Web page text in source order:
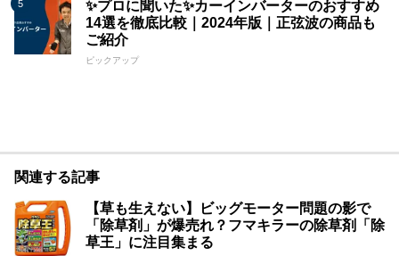
✨プロに聞いた✨カーインバーターのおすすめ
14選を徹底比較｜2024年版｜正弦波の商品も
ご紹介
ピックアップ
関連する記事
【草も生えない】ビッグモーター問題の影で
「除草剤」が爆売れ？フマキラーの除草剤「除
草王」に注目集まる